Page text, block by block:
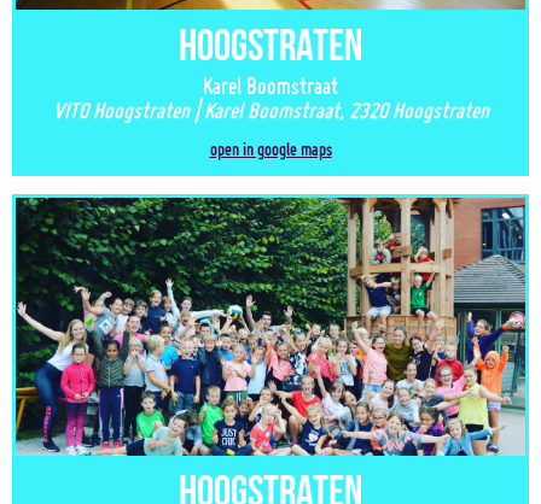
Hoogstraten
Karel Boomstraat
VITO Hoogstraten | Karel Boomstraat, 2320 Hoogstraten
open in google maps
Hoogstraten